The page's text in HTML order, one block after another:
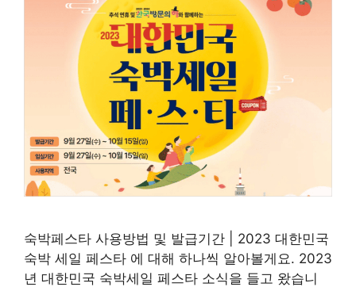
숙박페스타 사용방법 및 발급기간 | 2023 대한민국
숙박 세일 페스타 에 대해 하나씩 알아볼게요. 2023
년 대한민국 숙박세일 페스타 소식을 들고 왔습니